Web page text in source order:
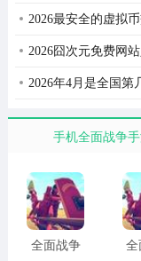
2026最安全的虚拟
2026囧次元免费网站
2026年4月是全国第
手机全面战争
全面战争